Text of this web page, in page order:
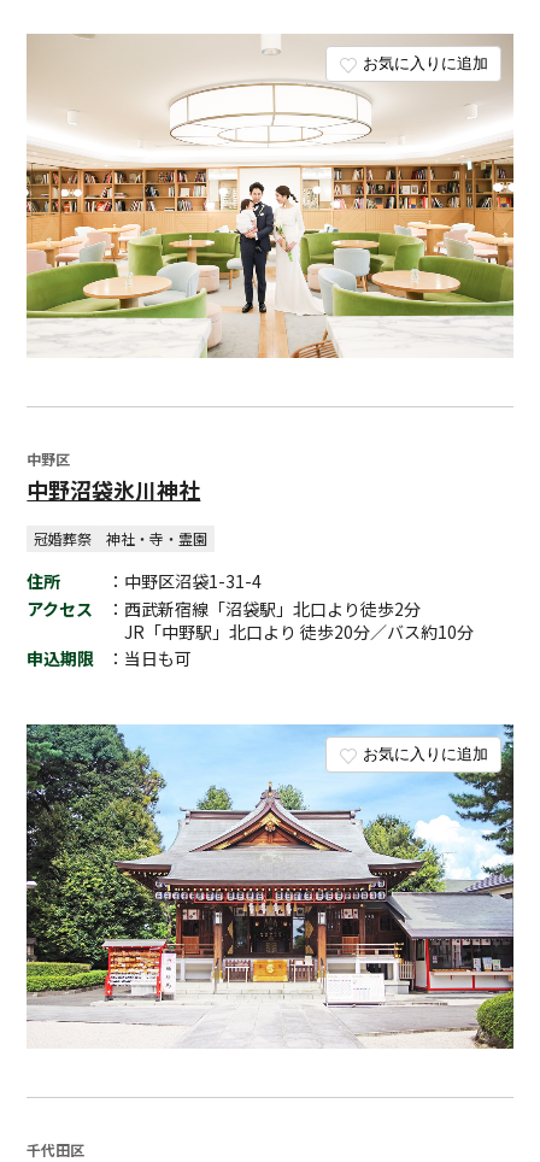
お気に入りに追加
お気に入りに追加
中野区
中野沼袋氷川神社
冠婚葬祭 神社・寺・霊園
住所
：中野区沼袋1-31-4
アクセス
：西武新宿線「沼袋駅」北口より徒歩2分
JR「中野駅」北口より 徒歩20分／バス約10分
申込期限
：当日も可
千代田区